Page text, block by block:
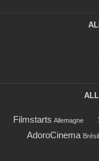
Filmstarts Allemagne
AdoroCinema Brésil